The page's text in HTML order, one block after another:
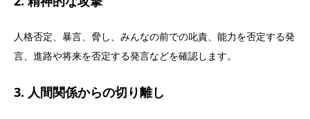
人格否定、暴言、脅し、みんなの前での叱責、能力を否定する発
言、進路や将来を否定する発言などを確認します。
3. 人間関係からの切り離し